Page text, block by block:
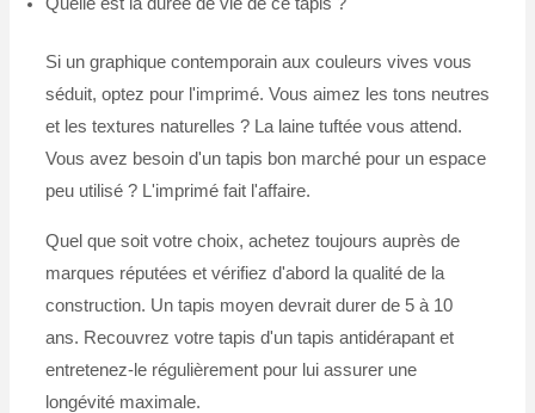
Si un graphique contemporain aux couleurs vives vous
séduit, optez pour l'imprimé. Vous aimez les tons neutres
et les textures naturelles ? La laine tuftée vous attend.
Vous avez besoin d'un tapis bon marché pour un espace
peu utilisé ? L'imprimé fait l'affaire.
Quel que soit votre choix, achetez toujours auprès de
marques réputées et vérifiez d'abord la qualité de la
construction. Un tapis moyen devrait durer de 5 à 10
ans. Recouvrez votre tapis d'un tapis antidérapant et
entretenez-le régulièrement pour lui assurer une
longévité maximale.